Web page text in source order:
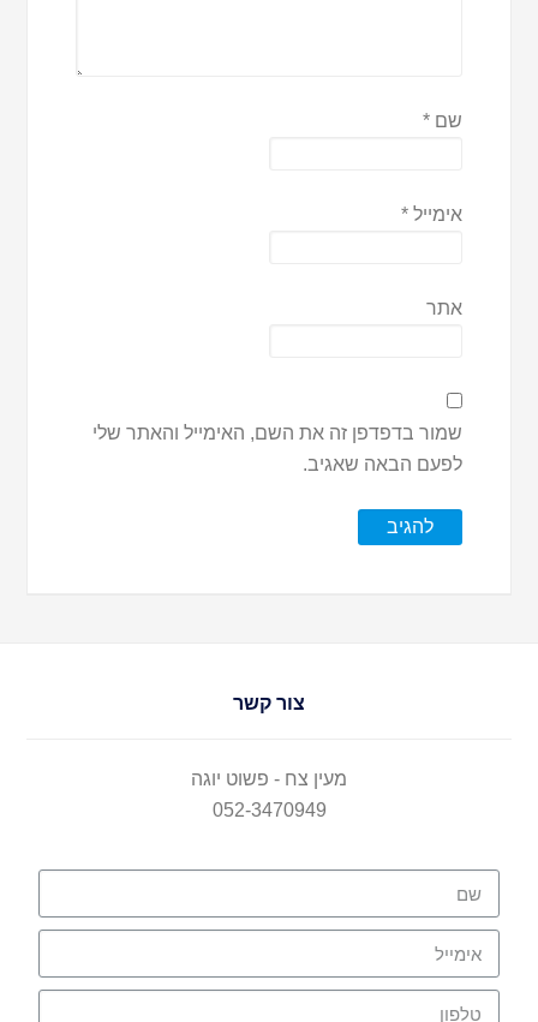
שם*
אימייל*
אתר
שמור בדפדפן זה את השם, האימייל והאתר שלי
לפעם הבאה שאגיב.
צור קשר
מעין צח - פשוט יוגה
052-3470949